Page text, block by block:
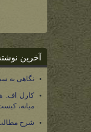
آخرین
نگاهی به
کارل اف.
میانه،
شرح